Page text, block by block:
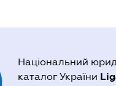
Національний
каталог України